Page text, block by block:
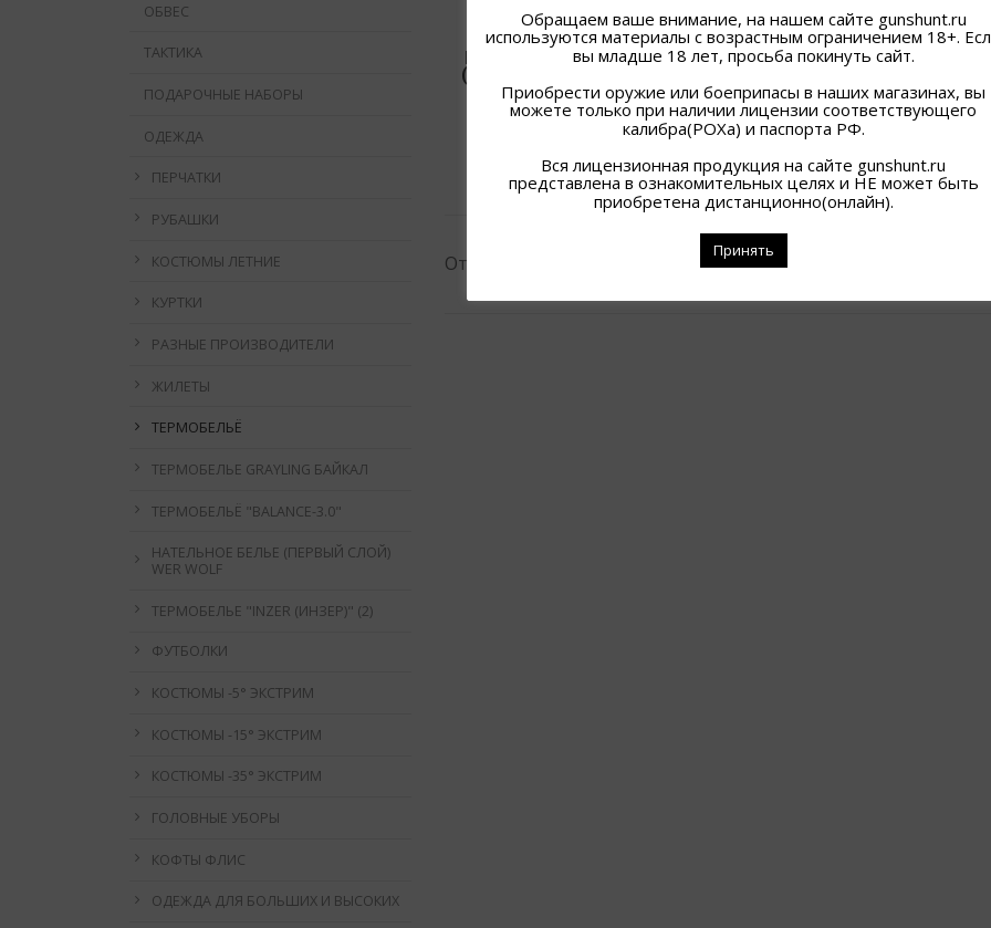
НАТЕЛЬНОЕ БЕЛЬЕ
(ПЕРВЫЙ СЛОЙ) 56-
58/182-188
2 200₽
Подробнее
НАТЕЛЬНОЕ БЕЛЬЕ
62/182-188
2 200₽
В наличии
Подробнее
Отображение 1–10 из 39
ОБВЕС
ТАКТИКА
ПОДАРОЧНЫЕ НАБОРЫ
ОДЕЖДА
ПЕРЧАТКИ
РУБАШКИ
КОСТЮМЫ ЛЕТНИЕ
КУРТКИ
РАЗНЫЕ ПРОИЗВОДИТЕЛИ
ЖИЛЕТЫ
ТЕРМОБЕЛЬЁ
ТЕРМОБЕЛЬЕ GRAYLING БАЙКАЛ
ТЕРМОБЕЛЬЁ "BALANCE-3.0"
НАТЕЛЬНОЕ БЕЛЬЕ (ПЕРВЫЙ СЛОЙ)
WER WOLF
ТЕРМОБЕЛЬЕ "INZER (ИНЗЕР)" (2)
ФУТБОЛКИ
КОСТЮМЫ -5° ЭКСТРИМ
КОСТЮМЫ -15° ЭКСТРИМ
КОСТЮМЫ -35° ЭКСТРИМ
ГОЛОВНЫЕ УБОРЫ
КОФТЫ ФЛИС
ОДЕЖДА ДЛЯ БОЛЬШИХ И ВЫСОКИХ
Обращаем ваше внимание, на нашем сайте gunshunt.ru
используются материалы с возрастным ограничением 18+.
вы младше 18 лет, просьба покинуть сайт.
Приобрести оружие или боеприпасы в наших магазинах, вы
можете только при наличии лицензии соответствующего
калибра(РОХа) и паспорта РФ.
Вся лицензионная продукция на сайте gunshunt.ru
представлена в ознакомительных целях и НЕ может быть
приобретена дистанционно(онлайн).
Принять